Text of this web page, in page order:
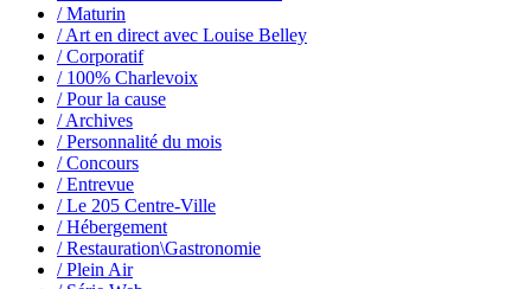
/ Maturin
/ Art en direct avec Louise Belley
/ Corporatif
/ 100% Charlevoix
/ Pour la cause
/ Archives
/ Personnalité du mois
/ Concours
/ Entrevue
/ Le 205 Centre-Ville
/ Hébergement
/ Restauration\Gastronomie
/ Plein Air